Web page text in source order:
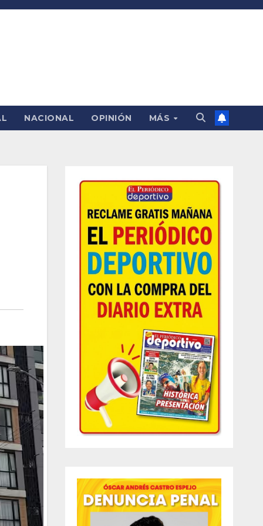
NACIONAL OPINIÓN MÁS